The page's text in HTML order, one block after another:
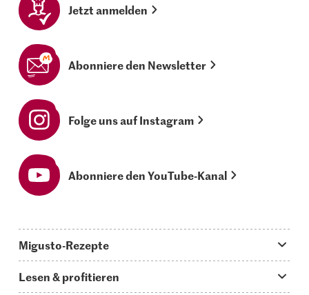
Jetzt anmelden
Abonniere den Newsletter
Folge uns auf Instagram
Abonniere den YouTube-Kanal
Migusto-Rezepte
Lesen & profitieren